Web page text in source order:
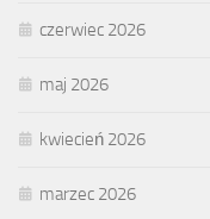
czerwiec 2026
maj 2026
kwiecień 2026
marzec 2026